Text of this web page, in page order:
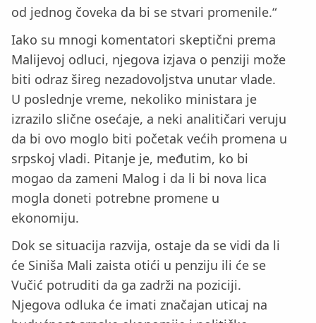
od jednog čoveka da bi se stvari promenile.“
Iako su mnogi komentatori skeptični prema
Malijevoj odluci, njegova izjava o penziji može
biti odraz šireg nezadovoljstva unutar vlade.
U poslednje vreme, nekoliko ministara je
izrazilo slične osećaje, a neki analitičari veruju
da bi ovo moglo biti početak većih promena u
srpskoj vladi. Pitanje je, međutim, ko bi
mogao da zameni Malog i da li bi nova lica
mogla doneti potrebne promene u
ekonomiju.
Dok se situacija razvija, ostaje da se vidi da li
će Siniša Mali zaista otići u penziju ili će se
Vučić potruditi da ga zadrži na poziciji.
Njegova odluka će imati značajan uticaj na